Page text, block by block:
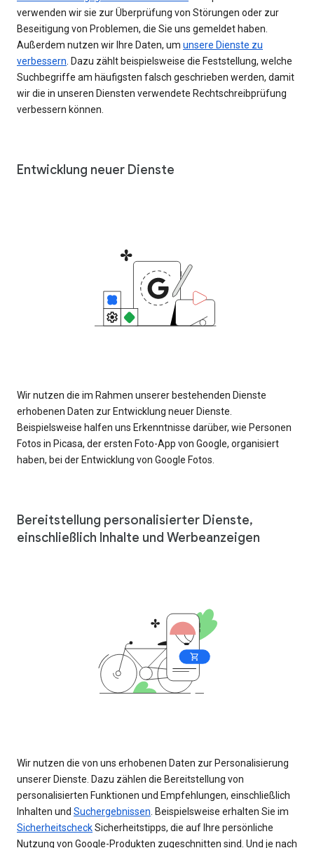
verwenden wir sie zur Überprüfung von Störungen oder zur
Beseitigung von Problemen, die Sie uns gemeldet haben.
Außerdem nutzen wir Ihre Daten, um unsere Dienste zu
verbessern . Dazu zählt beispielsweise die Feststellung, welche
Suchbegriffe am häufigsten falsch geschrieben werden, damit
wir die in unseren Diensten verwendete Rechtschreibprüfung
verbessern können.
Entwicklung neuer Dienste
Wir nutzen die im Rahmen unserer bestehenden Dienste
erhobenen Daten zur Entwicklung neuer Dienste.
Beispielsweise halfen uns Erkenntnisse darüber, wie Personen
Fotos in Picasa, der ersten Foto-App von Google, organisiert
haben, bei der Entwicklung von Google Fotos.
Bereitstellung personalisierter Dienste,
einschließlich Inhalte und Werbeanzeigen
Wir nutzen die von uns erhobenen Daten zur Personalisierung
unserer Dienste. Dazu zählen die Bereitstellung von
personalisierten Funktionen und Empfehlungen, einschließlich
Inhalten und Suchergebnissen . Beispielsweise erhalten Sie im
SicherheitscheckSicherheitstipps, die auf Ihre persönliche
Nutzung von Google-Produkten zugeschnitten sind. Und je nach